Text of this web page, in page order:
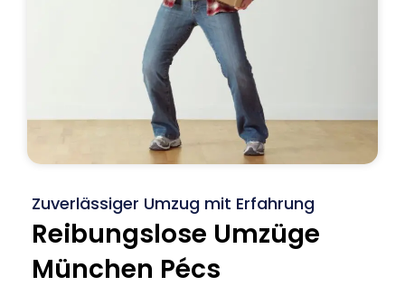
Zuverlässiger Umzug mit Erfahrung
Reibungslose Umzüge
München Pécs